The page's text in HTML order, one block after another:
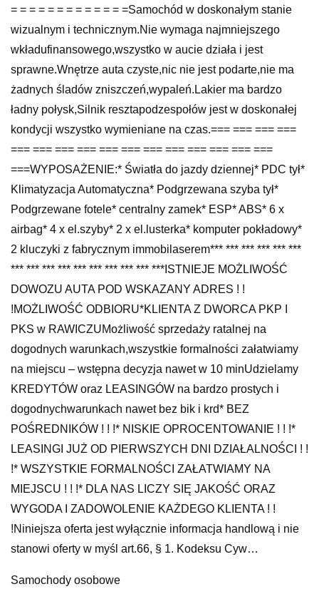
= = = = = = = = = = = = =Samochód w doskonałym stanie
wizualnym i technicznym.Nie wymaga najmniejszego
wkładufinansowego,wszystko w aucie działa i jest
sprawne.Wnętrze auta czyste,nic nie jest podarte,nie ma
żadnych śladów zniszczeń,wypaleń.Lakier ma bardzo
ładny połysk,Silnik resztapodzespołów jest w doskonałej
kondycji wszystko wymieniane na czas.=== === === ===
=== === === === === === === === === === === ===
===WYPOSAŻENIE:* Światła do jazdy dziennej* PDC tył*
Klimatyzacja Automatyczna* Podgrzewana szyba tył*
Podgrzewane fotele* centralny zamek* ESP* ABS* 6 x
airbag* 4 x el.szyby* 2 x el.lusterka* komputer pokładowy*
2 kluczyki z fabrycznym immobilaserem*** *** *** *** *** ***
*** *** *** *** *** *** *** *** *** ***ISTNIEJE MOŻLIWOŚĆ
DOWOZU AUTA POD WSKAZANY ADRES ! !
!MOŻLIWOŚĆ ODBIORU*KLIENTA Z DWORCA PKP I
PKS w RAWICZUMożliwość sprzedaży ratalnej na
dogodnych warunkach,wszystkie formalności załatwiamy
na miejscu – wstępna decyzja nawet w 10 minUdzielamy
KREDYTÓW oraz LEASINGÓW na bardzo prostych i
dogodnychwarunkach nawet bez bik i krd* BEZ
POŚREDNIKÓW ! ! !* NISKIE OPROCENTOWANIE ! ! !*
LEASINGI JUŻ OD PIERWSZYCH DNI DZIAŁALNOŚCI ! !
!* WSZYSTKIE FORMALNOŚCI ZAŁATWIAMY NA
MIEJSCU ! ! !* DLA NAS LICZY SIĘ JAKOŚĆ ORAZ
WYGODA I ZADOWOLENIE KAŻDEGO KLIENTA ! !
!Niniejsza oferta jest wyłącznie informacja handlową i nie
stanowi oferty w myśl art.66, § 1. Kodeksu Cyw…
Samochody osobowe